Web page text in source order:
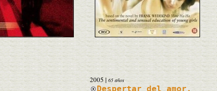
2005 | 65 años
Despertar del amor,